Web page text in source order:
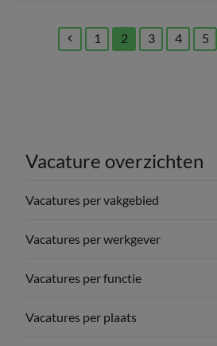
1
2
(current)
3 4 5
Vacature overzichten
Vacatures per vakgebied
Vacatures per werkgever
Vacatures per functie
Vacatures per plaats